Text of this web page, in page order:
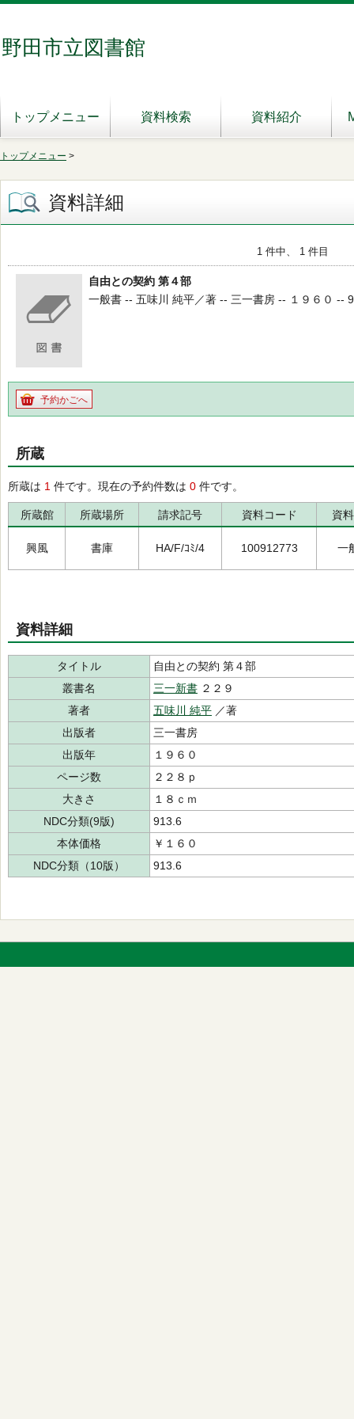
野田市立図書館
トップメニュー 資料検索 資料紹介
トップメニュー >
資料詳細
1 件中、 1 件目
自由との契約 第４部
一般書 -- 五味川 純平／著 -- 三一書房 -- １９６０ --
予約かごへ
所蔵
所蔵は 1 件です。現在の予約件数は 0 件です。
所蔵館 所蔵場所 請求記号 資料コード 資
興風 書庫 HA/F/ｺﾐ/4 100912773 一
資料詳細
タイトル
自由との契約 第４部
叢書名
三一新書 ２２９
著者
五味川 純平 ／著
出版者
三一書房
出版年
１９６０
ページ数
２２８ｐ
大きさ
１８ｃｍ
NDC分類(9版)
913.6
本体価格
￥１６０
NDC分類（10版）
913.6